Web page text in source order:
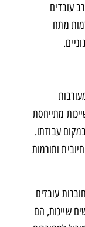
עובדים
מתח
מתייחסת
עבודתו.
ותורמות
עובדים
שייכות, הם